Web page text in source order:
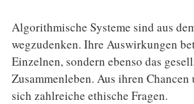
Algorithmische Systeme sind aus
wegzudenken. Ihre Auswirkungen
Einzelnen, sondern ebenso das
Zusammenleben. Aus ihren
sich zahlreiche ethische Fragen.